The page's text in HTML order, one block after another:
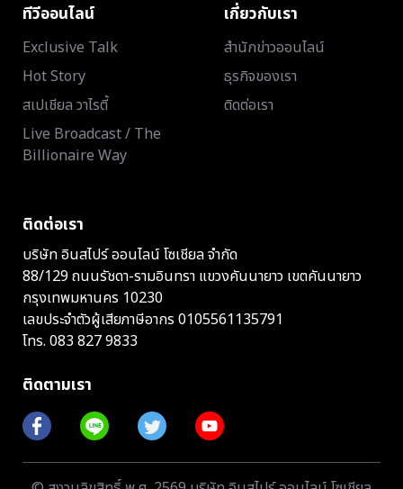
ทีวีออนไลน์
Exclusive Talk
Hot Story
สเปเชียล วาไรตี้
Live Broadcast / The
Billionaire Way
เกี่ยวกับเรา
สำนักข่าวออนไลน์
ธุรกิจของเรา
ติดต่อเรา
ติดต่อเรา
บริษัท อินสไปร์ ออนไลน์ โซเชียล จำกัด
88/129 ถนนรัชดา-รามอินทรา แขวงคันนายาว เขตคันนายาว
กรุงเทพมหานคร 10230
เลขประจำตัวผู้เสียภาษีอากร 0105561135791
โทร. 083 827 9833
ติดตามเรา